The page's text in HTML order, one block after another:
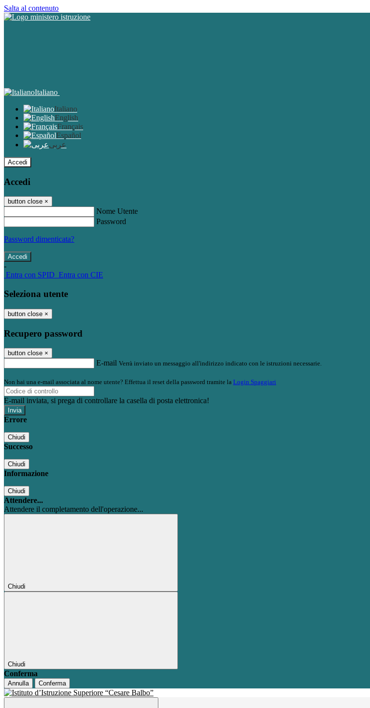
Salta al contenuto
Italiano
Italiano
English
Français
Español
عربى
Accedi
Accedi
button close ×
Nome Utente
Password
Password dimenticata?
-
Entra con SPID Entra con CIE
Seleziona utente
button close ×
Recupero password
button close ×
E-mail Verrà inviato un messaggio all'indirizzo indicato con le istruzioni necessarie.
Non hai una e-mail associata al nome utente? Effettua il reset della password tramite la Login Spaggiari
E-mail inviata, si prega di controllare la casella di posta elettronica!
Errore
Chiudi
Successo
Chiudi
Informazione
Chiudi
Attendere...
Attendere il completamento dell'operazione...
Chiudi
Chiudi
Conferma
Annulla Conferma